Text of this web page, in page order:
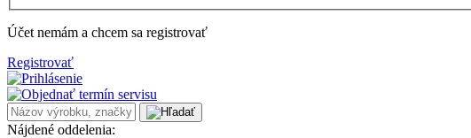
Účet nemám a chcem sa registrovať
Registrovať
Nájdené oddelenia: